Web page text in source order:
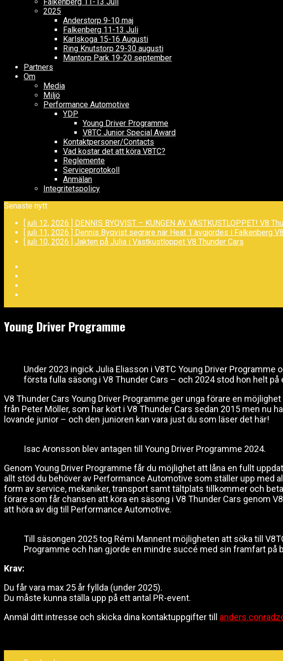
2025
Anderstorp 9-10 maj
Falkenberg 11-13 Juli
Karlskoga 15-16 Augusti
Ring Knutstorp 29-30 augusti
Mantorp Park 19-20 september
Partners
Om
Media
Miljö
Performance Automotive
YDP
Young Driver Programme
V8TC Junior Special Award
Kontaktpersoner/Contacts
Vad kostar det att köra V8TC?
Reglemente
Serviceprotokoll
Anmälan
Integritetspolicy
Senaste nytt
[ juli 12, 2026 ] DENNIS BYQVIST – KUNGEN AV VÄSTKUSTLOPPET! V8
[ juli 11, 2026 ] Dennis Byqvist segrare när Heat 1 avgjordes i Falkenberg
[ juli 10, 2026 ] Jakten på Julia i Västkustloppet V8 Thunder Cars
Young Driver Programme
Under 2023 ingick Julia Eliasson i V8TC Young Driver Programme
första fulla säsong i V8 Thunder Cars – och 2024 stod hon helt på
V8 Thunder Cars Young Driver Programme ger unga förare en
från Peter Möller, som har kört i V8 Thunder Cars sedan 2015 men nu
lovande junior – och den junioren kan vara just du som läser det här!
Isac Aronsson blev antagen till Young Driver Programme 2024.
Genom Young Driver Programme får du möjlighet att låna en fullt
allt stöd du behöver av Performance Automotive som ställer upp med
form av service, mekaniker, transport samt tältplats tillkommer och
förare som får chansen att köra en säsong i V8 Thunder Cars genom
att höra av dig till Performance Automotive.
Till säsongen 2025 tog Rémi Mannent möjligheten att söka till
Programme och han gjorde en mindre succé med sin framfart på
Krav:
Du får vara max 25 år fyllda (under 2025).
Du måste kunna ställa upp på ett antal PR-event.
Anmäl ditt intresse och skicka dina kontaktuppgifter till